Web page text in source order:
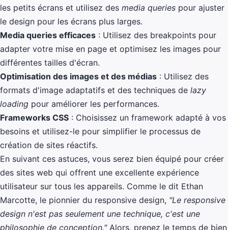
les petits écrans et utilisez des media queries pour ajuster
le design pour les écrans plus larges.
Media queries efficaces : Utilisez des breakpoints pour
adapter votre mise en page et optimisez les images pour
différentes tailles d'écran.
Optimisation des images et des médias : Utilisez des
formats d'image adaptatifs et des techniques de lazy
loading pour améliorer les performances.
Frameworks CSS : Choisissez un framework adapté à vos
besoins et utilisez-le pour simplifier le processus de
création de sites réactifs.
En suivant ces astuces, vous serez bien équipé pour créer
des sites web qui offrent une excellente expérience
utilisateur sur tous les appareils. Comme le dit Ethan
Marcotte, le pionnier du responsive design, "Le responsive
design n'est pas seulement une technique, c'est une
philosophie de conception."Alors, prenez le temps de bien